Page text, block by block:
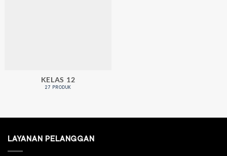
KELAS 12
27 PRODUK
LAYANAN PELANGGAN